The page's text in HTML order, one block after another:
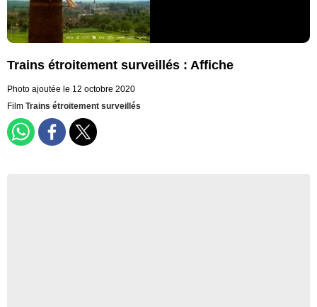
Trains étroitement surveillés : Affiche
Photo ajoutée le 12 octobre 2020
Film Trains étroitement surveillés